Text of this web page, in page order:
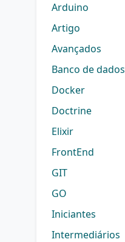
Arduino
Artigo
Avançados
Banco de dados
Docker
Doctrine
Elixir
FrontEnd
GIT
GO
Iniciantes
Intermediários